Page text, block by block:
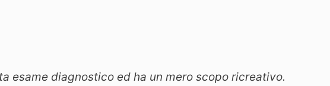
esame diagnostico ed ha un mero scopo ricreativo.